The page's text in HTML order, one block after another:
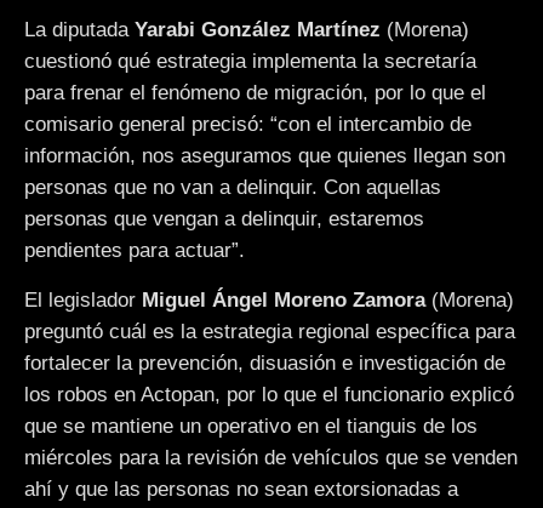
La diputada Yarabi González Martínez (Morena)
cuestionó qué estrategia implementa la secretaría
para frenar el fenómeno de migración, por lo que el
comisario general precisó: “con el intercambio de
información, nos aseguramos que quienes llegan son
personas que no van a delinquir. Con aquellas
personas que vengan a delinquir, estaremos
pendientes para actuar”.
El legislador Miguel Ángel Moreno Zamora(Morena)
preguntó cuál es la estrategia regional específica para
fortalecer la prevención, disuasión e investigación de
los robos en Actopan, por lo que el funcionario explicó
que se mantiene un operativo en el tianguis de los
miércoles para la revisión de vehículos que se venden
ahí y que las personas no sean extorsionadas a